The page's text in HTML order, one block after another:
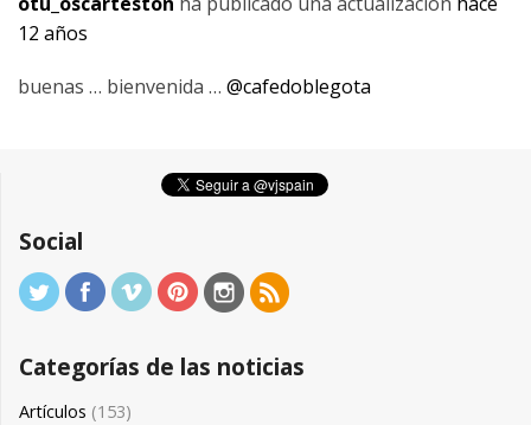
12 años
buenas … bienvenida … @cafedoblegota
Social
Categorías de las noticias
Artículos (153)